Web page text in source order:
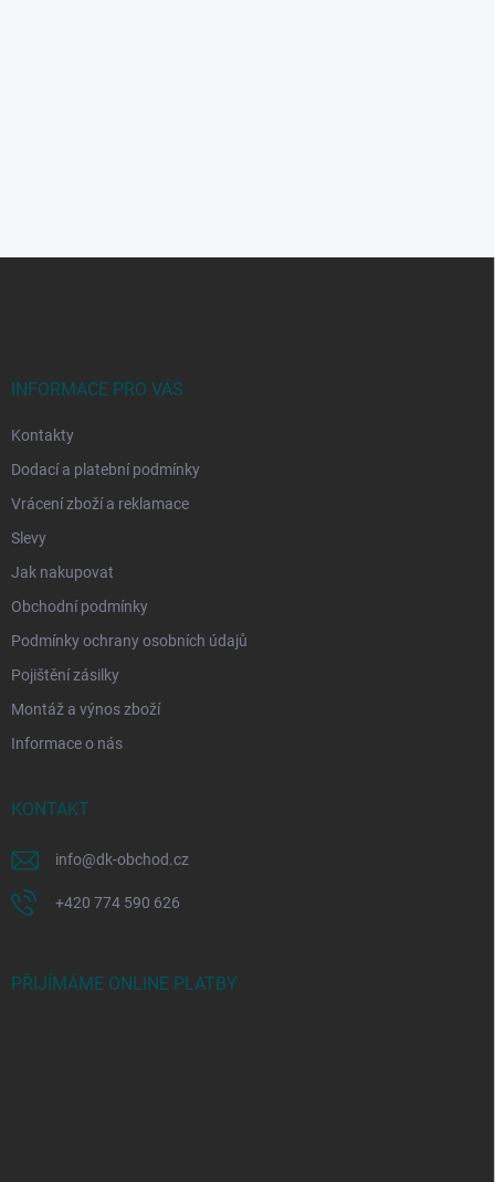
INFORMACE PRO VÁS
Kontakty
Dodací a platební podmínky
Vrácení zboží a reklamace
Slevy
Jak nakupovat
Obchodní podmínky
Podmínky ochrany osobních údajů
Pojištění zásilky
Montáž a výnos zboží
Informace o nás
KONTAKT
info@dk-obchod.cz
+420 774 590 626
PŘIJÍMÁME ONLINE PLATBY